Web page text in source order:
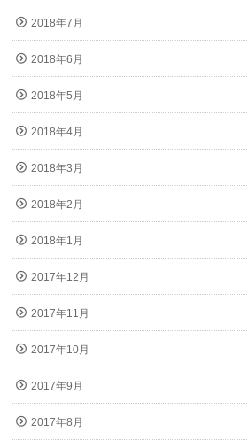
2018年7月
2018年6月
2018年5月
2018年4月
2018年3月
2018年2月
2018年1月
2017年12月
2017年11月
2017年10月
2017年9月
2017年8月